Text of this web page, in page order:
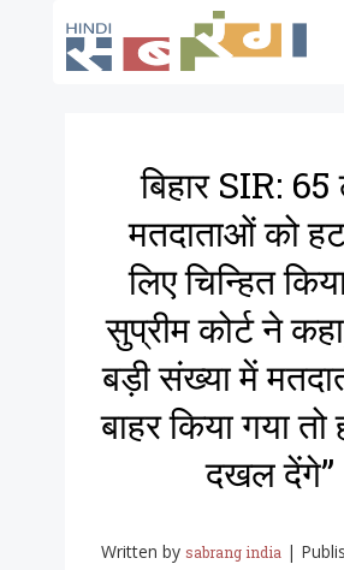
बिहार SIR:
मतदाताओं को
लिए चिन्हित
सुप्रीम कोर्ट ने
बड़ी संख्या में
बाहर किया गया
दखल देंगे”
Written by sabrang india |